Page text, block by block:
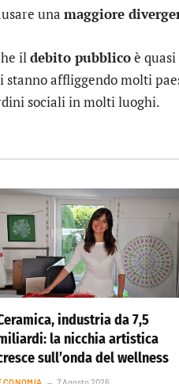
una maggiore
il debito pubblicoè
stanno affliggendo molti
sociali in molti luoghi.
industria da 7,5
la nicchia artistica
sull’onda del wellness
7 Agosto 2026